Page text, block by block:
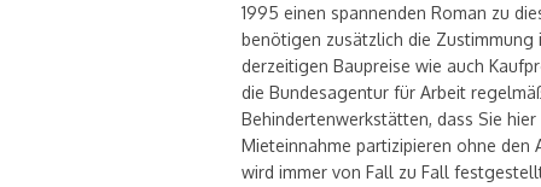
1995 einen spannenden Roman zu
benötigen zusätzlich die
derzeitigen Baupreise wie auch
die Bundesagentur für Arbeit
Behindertenwerkstätten, dass Sie
Mieteinnahme partizipieren ohne den
wird immer von Fall zu Fall